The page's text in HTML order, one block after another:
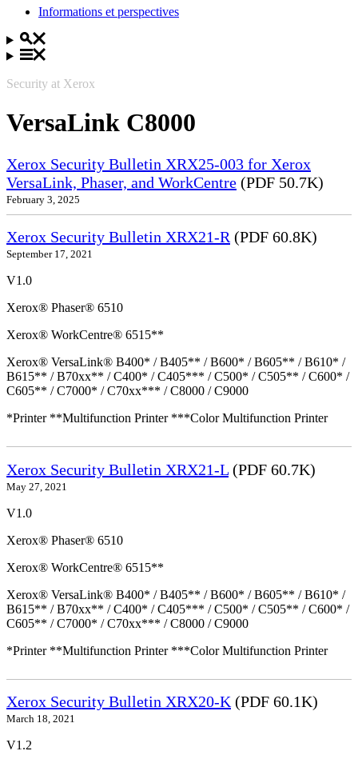
Informations et perspectives
Security at Xerox
VersaLink C8000
Xerox Security Bulletin XRX25-003 for Xerox
VersaLink, Phaser, and WorkCentre (PDF 50.7K)
February 3, 2025
Xerox Security Bulletin XRX21-R (PDF 60.8K)
September 17, 2021
V1.0
Xerox® Phaser® 6510
Xerox® WorkCentre® 6515**
Xerox® VersaLink® B400* / B405** / B600* / B605** / B610* /
B615** / B70xx** / C400* / C405*** / C500* / C505** / C600* /
C605** / C7000* / C70xx*** / C8000 / C9000
*Printer **Multifunction Printer ***Color Multifunction Printer
Xerox Security Bulletin XRX21-L (PDF 60.7K)
May 27, 2021
V1.0
Xerox® Phaser® 6510
Xerox® WorkCentre® 6515**
Xerox® VersaLink® B400* / B405** / B600* / B605** / B610* /
B615** / B70xx** / C400* / C405*** / C500* / C505** / C600* /
C605** / C7000* / C70xx*** / C8000 / C9000
*Printer **Multifunction Printer ***Color Multifunction Printer
Xerox Security Bulletin XRX20-K (PDF 60.1K)
March 18, 2021
V1.2